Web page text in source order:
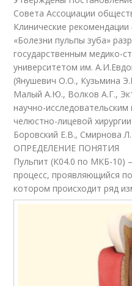
Совета Ассоциации
Клинические
«Болезни пульпы зуба»
государственным медико-
университетом им.
(Янушевич О.О., Кузьмина
Малый А.Ю., Волков А.Г.,
научно-
челюстно-лицевой
Боровский Е.В., Смирнова
ОПРЕДЕЛЕНИЕ ПОНЯТИЯ
Пульпит (К04.0 по МКБ-10)
процесс, проявляющийся
котором происходит ряд